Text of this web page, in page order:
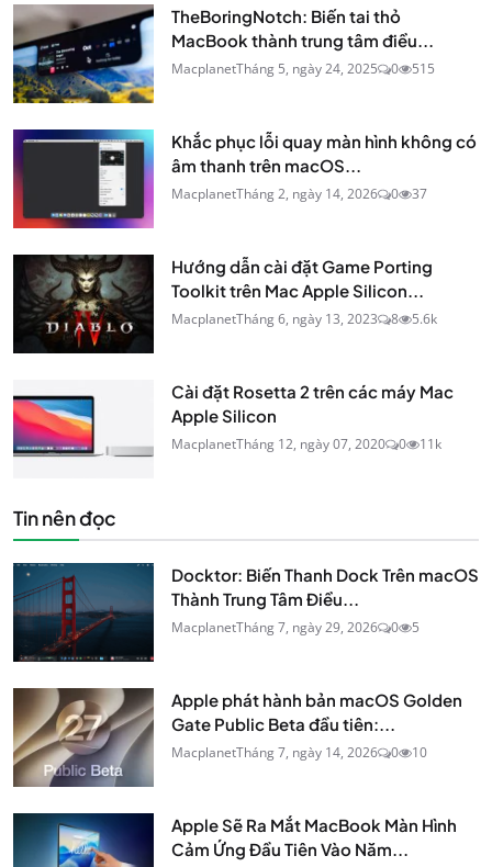
TheBoringNotch: Biến tai thỏ
MacBook thành trung tâm điều...
MacplanetTháng 5, ngày 24, 2025 0 515
Khắc phục lỗi quay màn hình không có
âm thanh trên macOS...
MacplanetTháng 2, ngày 14, 2026 0 37
Hướng dẫn cài đặt Game Porting
Toolkit trên Mac Apple Silicon...
MacplanetTháng 6, ngày 13, 2023 8 5.6k
Cài đặt Rosetta 2 trên các máy Mac
Apple Silicon
MacplanetTháng 12, ngày 07, 2020 0 11k
Tin nên đọc
Docktor: Biến Thanh Dock Trên macOS
Thành Trung Tâm Điều...
MacplanetTháng 7, ngày 29, 2026 0 5
Apple phát hành bản macOS Golden
Gate Public Beta đầu tiên:...
MacplanetTháng 7, ngày 14, 2026 0 10
Apple Sẽ Ra Mắt MacBook Màn Hình
Cảm Ứng Đầu Tiên Vào Năm...